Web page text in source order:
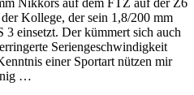
Kollege, der sein 1,8/200 mm
3 einsetzt. Der kümmert sich auch
Seriengeschwindigkeit
einer Sportart nützen mir
…